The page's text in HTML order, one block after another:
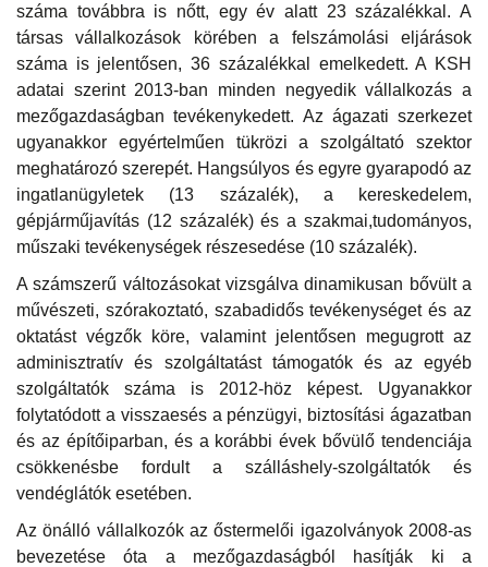
száma továbbra is nőtt, egy év alatt 23 százalékkal. A
társas vállalkozások körében a felszámolási eljárások
száma is jelentősen, 36 százalékkal emelkedett. A KSH
adatai szerint 2013-ban minden negyedik vállalkozás a
mezőgazdaságban tevékenykedett. Az ágazati szerkezet
ugyanakkor egyértelműen tükrözi a szolgáltató szektor
meghatározó szerepét. Hangsúlyos és egyre gyarapodó az
ingatlanügyletek (13 százalék), a kereskedelem,
gépjárműjavítás (12 százalék) és a szakmai,tudományos,
műszaki tevékenységek részesedése (10 százalék).
A számszerű változásokat vizsgálva dinamikusan bővült a
művészeti, szórakoztató, szabadidős tevékenységet és az
oktatást végzők köre, valamint jelentősen megugrott az
adminisztratív és szolgáltatást támogatók és az egyéb
szolgáltatók száma is 2012-höz képest. Ugyanakkor
folytatódott a visszaesés a pénzügyi, biztosítási ágazatban
és az építőiparban, és a korábbi évek bővülő tendenciája
csökkenésbe fordult a szálláshely-szolgáltatók és
vendéglátók esetében.
Az önálló vállalkozók az őstermelői igazolványok 2008-as
bevezetése óta a mezőgazdaságból hasítják ki a